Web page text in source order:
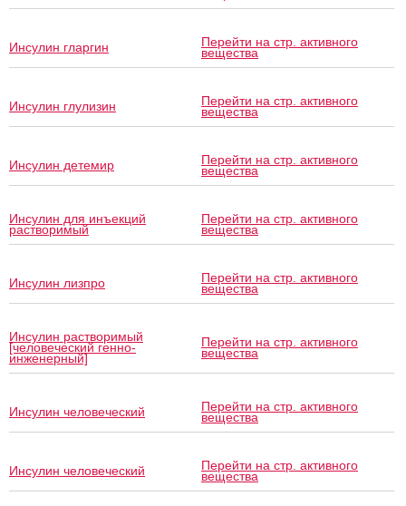
Инсулин гларгин Перейти на стр. активного
вещества
Инсулин глулизин Перейти на стр. активного
вещества
Инсулин детемир Перейти на стр. активного
вещества
Инсулин для инъекций
растворимый
Перейти на стр. активного
вещества
Инсулин лизпро Перейти на стр. активного
вещества
Инсулин растворимый
[человеческий генно-
инженерный]
Перейти на стр. активного
вещества
Инсулин человеческий Перейти на стр. активного
вещества
Инсулин человеческий Перейти на стр. активного
вещества